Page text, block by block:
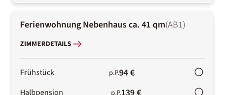
Ferienwohnung Nebenhaus ca. 41 qm(AB1)
ZIMMERDETAILS
Frühstück p.P.94 €
Halbpension p.P.